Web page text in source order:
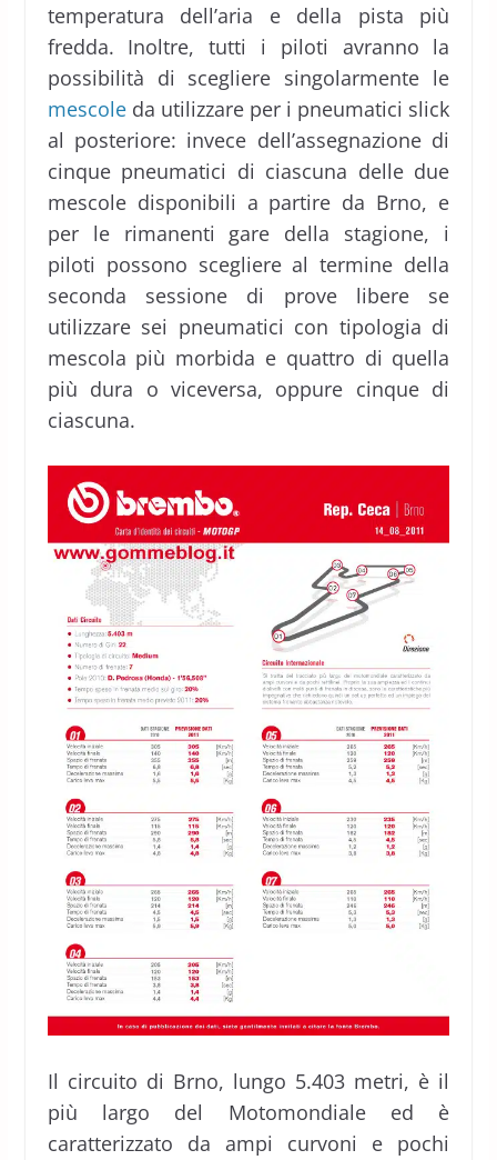
temperatura dell’aria e della pista più
fredda. Inoltre, tutti i piloti avranno la
possibilità di scegliere singolarmente le
mescoleda utilizzare per i pneumatici slick
al posteriore: invece dell’assegnazione di
cinque pneumatici di ciascuna delle due
mescole disponibili a partire da Brno, e
per le rimanenti gare della stagione, i
piloti possono scegliere al termine della
seconda sessione di prove libere se
utilizzare sei pneumatici con tipologia di
mescola più morbida e quattro di quella
più dura o viceversa, oppure cinque di
ciascuna.
Il circuito di Brno, lungo 5.403 metri, è il
più largo del Motomondiale ed è
caratterizzato da ampi curvoni e pochi